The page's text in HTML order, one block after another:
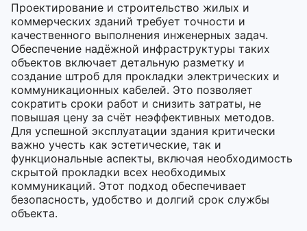
Проектирование и строительство жилых и
коммерческих зданий требует точности и
качественного выполнения инженерных задач.
Обеспечение надёжной инфраструктуры таких
объектов включает детальную разметку и
создание штроб для прокладки электрических и
коммуникационных кабелей. Это позволяет
сократить сроки работ и снизить затраты, не
повышая цену за счёт неэффективных методов.
Для успешной эксплуатации здания критически
важно учесть как эстетические, так и
функциональные аспекты, включая необходимость
скрытой прокладки всех необходимых
коммуникаций. Этот подход обеспечивает
безопасность, удобство и долгий срок службы
объекта.